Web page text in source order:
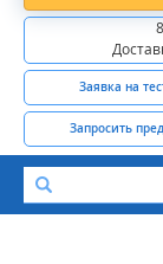
Заявка на
Запросить